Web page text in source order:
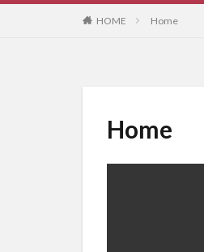
HOME Home
Home